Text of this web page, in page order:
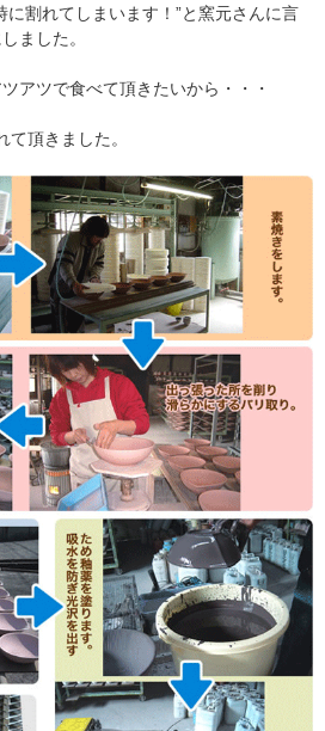
に割れてしまいます！”と窯元さんに言
ました。
アツで食べて頂きたいから・・・
頂きました。